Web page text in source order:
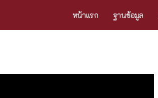
หน้าแรก ฐานข้อมูล